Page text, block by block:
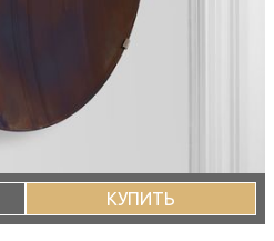
КУПИТЬ